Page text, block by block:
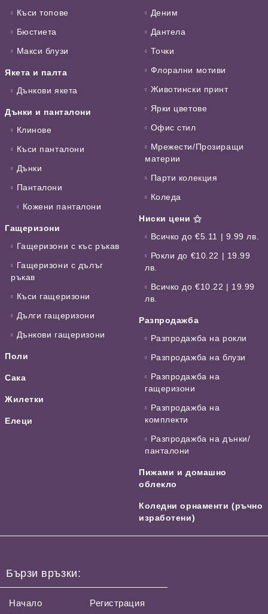
Къси топове
Бюстиета
Макси блузи
Якета и палта
Дънкови якета
Дънки и панталони
Клинове
Къси панталони
Дънки
Панталони
Кожени панталони
Гащеризони
Гащеризони с къс ръкав
Гащеризони с дълъг
ръкав
Къси гащеризони
Дълги гащеризони
Дънкови гащеризони
Поли
Сака
Жилетки
Елеци
Деним
Дантела
Точки
Флорални мотиви
Животински принт
Ярки цветове
Офис стил
Мрежести/Прозиращи
материи
Парти колекция
Коледа
Ниски цени ⚝
Всичко до €5.11 | 9.99 лв.
Рокли до €10.22 | 19.99
лв.
Всичко до €10.22 | 19.99
лв.
Разпродажба
Разпродажба на рокли
Разпродажба на блузи
Разпродажба на
гащеризони
Разпродажба на
комплекти
Разпродажба на дънки/
панталони
Пижами и домашно
облекло
Коледни орнаменти (ръчно
изработени)
Бързи връзки:
Начало
Регистрация